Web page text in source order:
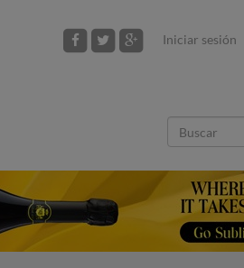
Iniciar sesión